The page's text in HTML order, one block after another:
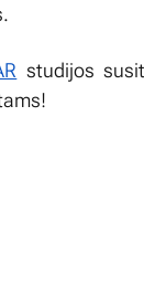
studijos